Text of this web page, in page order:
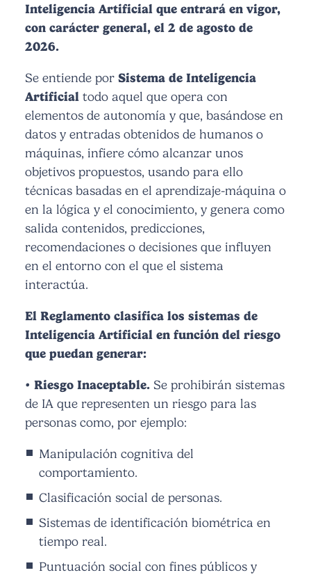
Inteligencia Artificial que entrará en vigor,
con carácter general, el 2 de agosto de
2026.
Se entiende por Sistema de Inteligencia
Artificial todo aquel que opera con
elementos de autonomía y que, basándose en
datos y entradas obtenidos de humanos o
máquinas, infiere cómo alcanzar unos
objetivos propuestos, usando para ello
técnicas basadas en el aprendizaje-máquina o
en la lógica y el conocimiento, y genera como
salida contenidos, predicciones,
recomendaciones o decisiones que influyen
en el entorno con el que el sistema
interactúa.
El Reglamento clasifica los sistemas de
Inteligencia Artificial en función del riesgo
que puedan generar:
• Riesgo Inaceptable. Se prohibirán sistemas
de IA que representen un riesgo para las
personas como, por ejemplo:
Manipulación cognitiva del
comportamiento.
Clasificación social de personas.
Sistemas de identificación biométrica en
tiempo real.
Puntuación social con fines públicos y